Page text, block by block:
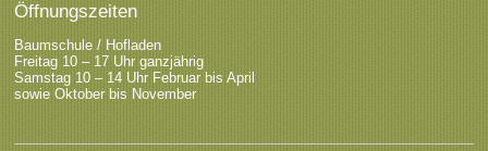
Öffnungszeiten
Baumschule / Hofladen
Freitag 10 – 17 Uhr ganzjährig
Samstag 10 – 14 Uhr Februar bis April
sowie Oktober bis November